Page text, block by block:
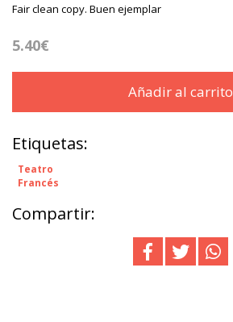
Fair clean copy. Buen ejemplar
5.40€
Añadir al carrito
Etiquetas:
Teatro
Francés
Compartir: